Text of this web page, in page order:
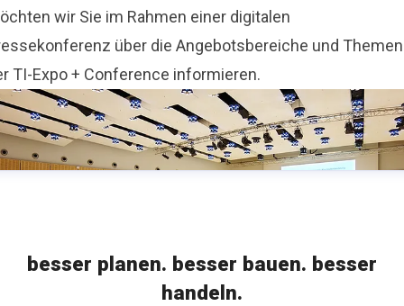
wir Sie im Rahmen einer digitalen
über die Angebotsbereiche und Themen
TI-Expo + Conference informieren.
besser planen. besser bauen. besser
handeln.